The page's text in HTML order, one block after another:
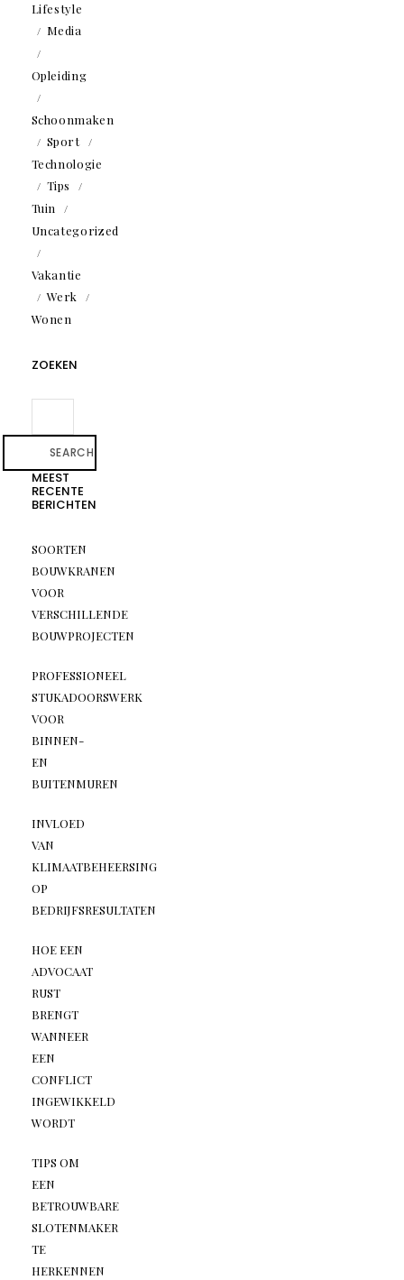
Lifestyle
Media
Opleiding
Schoonmaken
Sport
Technologie
Tips
Tuin
Uncategorized
Vakantie
Werk
Wonen
ZOEKEN
SEARCH
MEEST
RECENTE
BERICHTEN
SOORTEN
BOUWKRANEN
VOOR
VERSCHILLENDE
BOUWPROJECTEN
PROFESSIONEEL
STUKADOORSWERK
VOOR
BINNEN-
EN
BUITENMUREN
INVLOED
VAN
KLIMAATBEHEERSING
OP
BEDRIJFSRESULTATEN
HOE EEN
ADVOCAAT
RUST
BRENGT
WANNEER
EEN
CONFLICT
INGEWIKKELD
WORDT
TIPS OM
EEN
BETROUWBARE
SLOTENMAKER
TE
HERKENNEN